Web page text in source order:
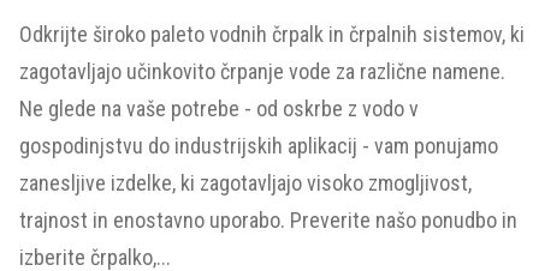
Odkrijte široko paleto vodnih črpalk in črpalnih sistemov, ki
zagotavljajo učinkovito črpanje vode za različne namene.
Ne glede na vaše potrebe - od oskrbe z vodo v
gospodinjstvu do industrijskih aplikacij - vam ponujamo
zanesljive izdelke, ki zagotavljajo visoko zmogljivost,
trajnost in enostavno uporabo. Preverite našo ponudbo in
izberite črpalko,...